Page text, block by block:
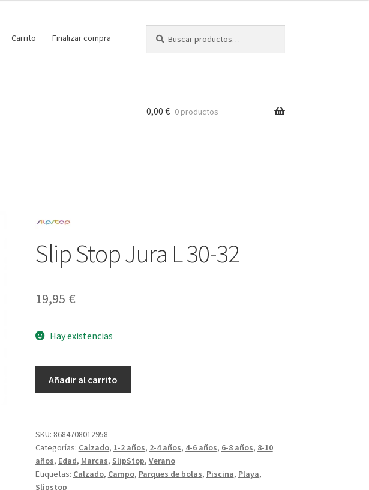
Carrito Finalizar compra
por:
0,00 € 0 productos
Slip Stop Jura L 30-32
19,95 €
Hay existencias
30-
32
cantidad
Añadir al carrito
SKU: 8684708012958
Categorías: Calzado, 1-2 años, 2-4 años, 4-6 años, 6-8 años, 8-10
años, Edad, Marcas, SlipStop, Verano
Etiquetas: Calzado, Campo, Parques de bolas, Piscina, Playa,
Slipstop